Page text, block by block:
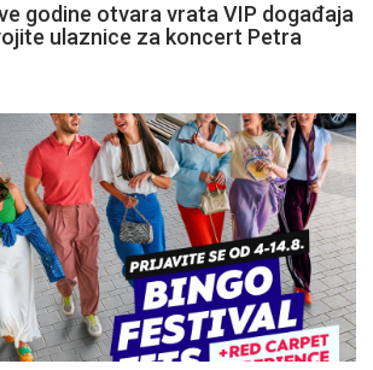
godine otvara vrata VIP događaja
ulaznice za koncert Petra